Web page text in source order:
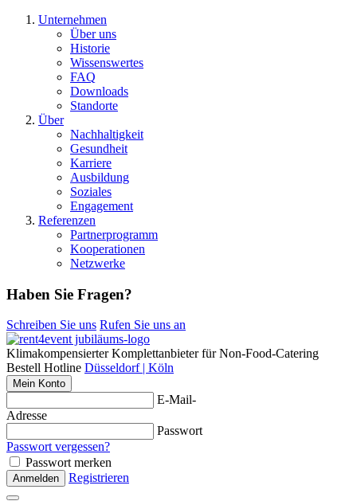
Unternehmen
Über uns
Historie
Wissenswertes
FAQ
Downloads
Standorte
Über
Nachhaltigkeit
Gesundheit
Karriere
Ausbildung
Soziales
Engagement
Referenzen
Partnerprogramm
Kooperationen
Netzwerke
Haben Sie Fragen?
Schreiben Sie uns Rufen Sie uns an
Klimakompensierter Komplettanbieter für Non-Food-Catering
Bestell Hotline Düsseldorf | Köln
Mein Konto
E-Mail-
Adresse
Passwort
Passwort vergessen?
Passwort merken
Anmelden Registrieren